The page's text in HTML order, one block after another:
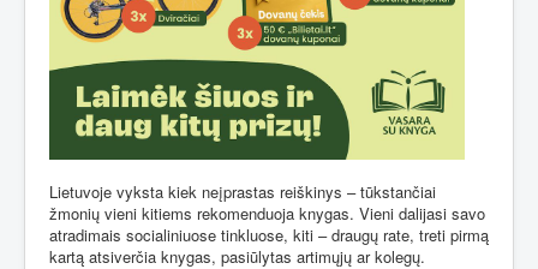
Lietuvoje vyksta kiek neįprastas reiškinys – tūkstančiai
žmonių vieni kitiems rekomenduoja knygas. Vieni dalijasi savo
atradimais socialiniuose tinkluose, kiti – draugų rate, treti pirmą
kartą atsiverčia knygas, pasiūlytas artimųjų ar kolegų.